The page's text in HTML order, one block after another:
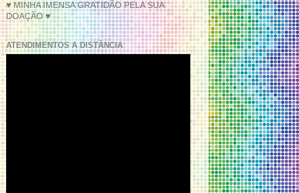
♥ MINHA IMENSA GRATIDÃO PELA SUA
DOAÇÃO ♥
ATENDIMENTOS A DISTÂNCIA